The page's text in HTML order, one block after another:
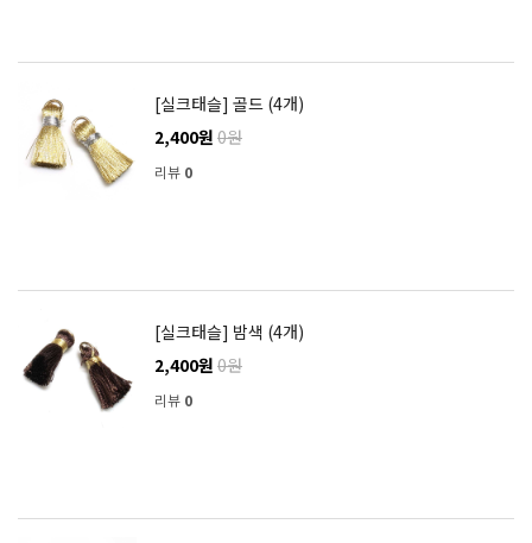
[실크태슬] 골드 (4개)
2,400원 0원
리뷰 0
[실크태슬] 밤색 (4개)
2,400원 0원
리뷰 0